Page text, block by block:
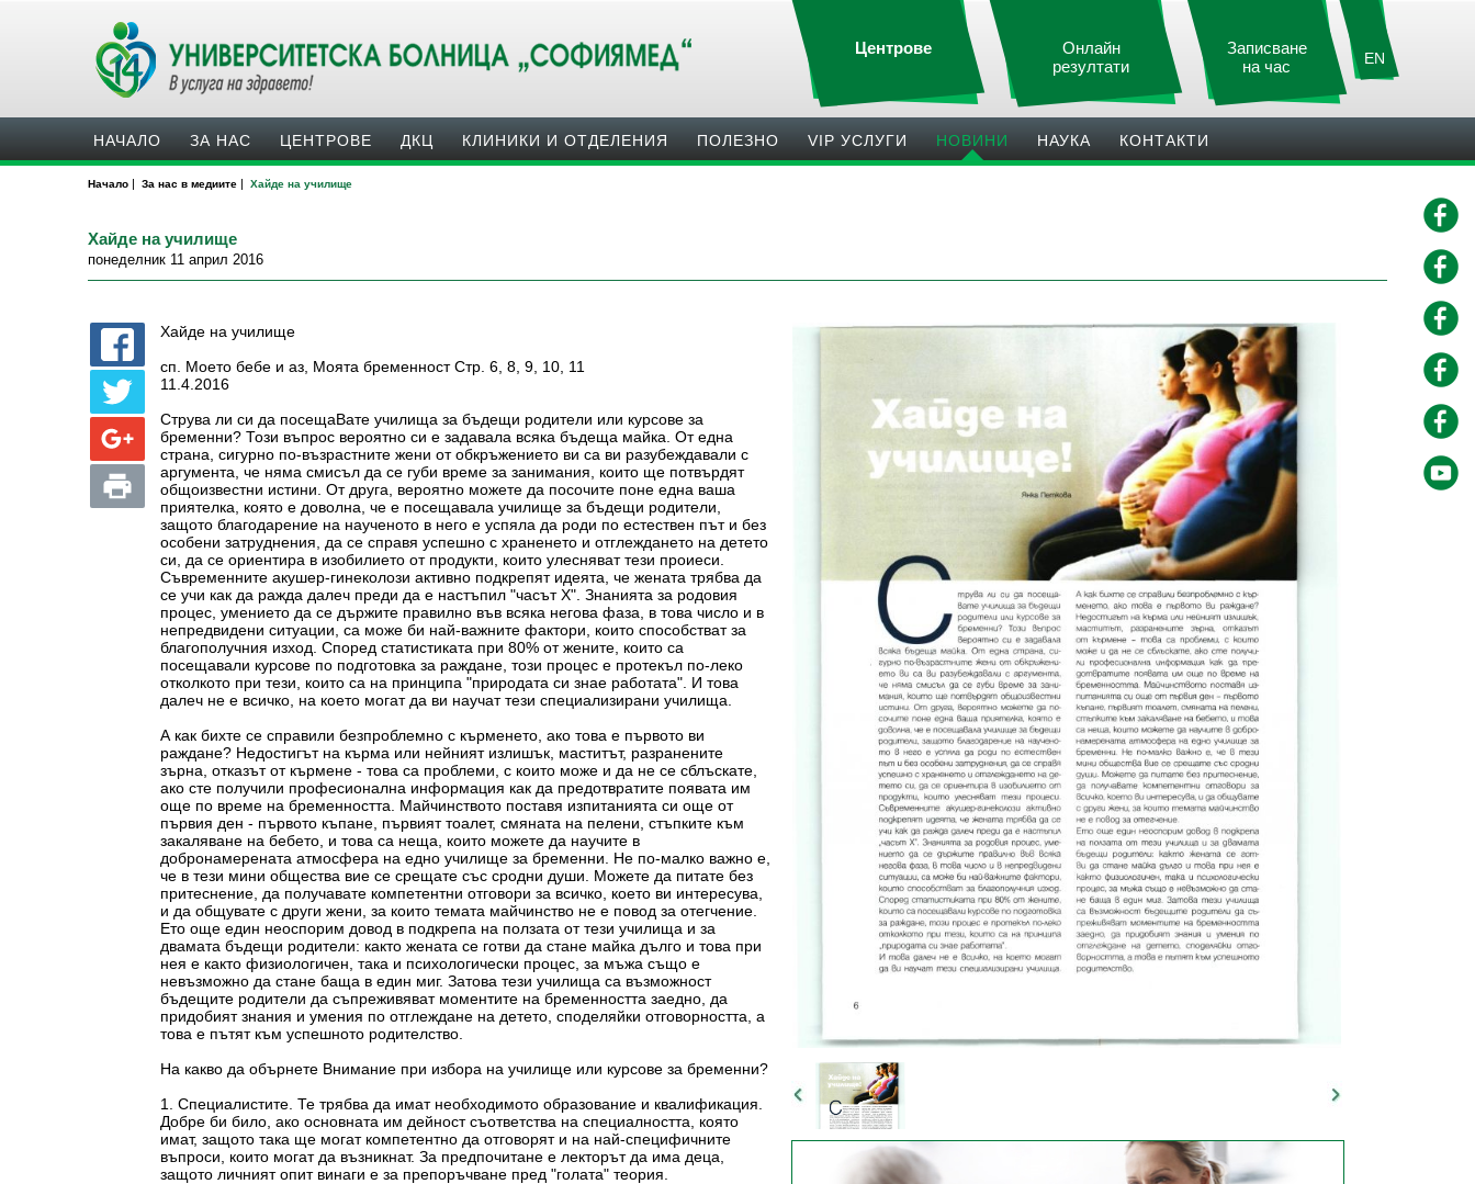
EN
Записване
на час
Онлайн
резултати
Центрове
НАЧАЛО ЗА НАС ЦЕНТРОВЕ ДКЦ КЛИНИКИ И ОТДЕЛЕНИЯ ПОЛЕЗНO VIP УСЛУГИ НОВИНИ НАУКА КОНТАКТИ
Начало | За нас в медиите | Хайде на училище
Хайде на училище
понеделник 11 април 2016
Хайде на училище
сп. Моето бебе и аз, Моята бременност Стр. 6, 8, 9, 10, 11
11.4.2016
Струва ли си да посещаВате училища за бъдещи родители или курсове за
бременни? Този въпрос вероятно си е задавала всяка бъдеща майка. От една
страна, сигурно по-възрастните жени от обкръжението ви са ви разубеждавали с
аргумента, че няма смисъл да се губи време за занимания, които ще потвърдят
общоизвестни истини. От друга, вероятно можете да посочите поне една ваша
приятелка, която е доволна, че е посещавала училище за бъдещи родители,
защото благодарение на наученото в него е успяла да роди по естествен път и без
особени затруднения, да се справя успешно с храненето и отглеждането на детето
си, да се ориентира в изобилието от продукти, които улесняват тези проиеси.
Съвременните акушер-гинеколози активно подкрепят идеята, че жената трябва да
се учи как да ражда далеч преди да е настъпил "часът X". Знанията за родовия
процес, умението да се държите правилно във всяка негова фаза, в това число и в
непредвидени ситуации, са може би най-важните фактори, които способстват за
благополучния изход. Според статистиката при 80% от жените, които са
посещавали курсове по подготовка за раждане, този процес е протекъл по-леко
отколкото при тези, които са на принципа "природата си знае работата". И това
далеч не е всичко, на което могат да ви научат тези специализирани училища.
А как бихте се справили безпроблемно с кърменето, ако това е първото ви
раждане? Недостигът на кърма или нейният излишък, маститът, разранените
зърна, отказът от кърмене - това са проблеми, с които може и да не се сблъскате,
ако сте получили професионална информация как да предотвратите появата им
още по време на бременността. Майчинството поставя изпитанията си още от
първия ден - първото къпане, първият тоалет, смяната на пелени, стъпките към
закаляване на бебето, и това са неща, които можете да научите в
добронамерената атмосфера на едно училище за бременни. Не по-малко важно е,
че в тези мини общества вие се срещате със сродни души. Можете да питате без
притеснение, да получавате компетентни отговори за всичко, което ви интересува,
и да общувате с други жени, за които темата майчинство не е повод за отегчение.
Ето още един неоспорим довод в подкрепа на ползата от тези училища и за
двамата бъдещи родители: както жената се готви да стане майка дълго и това при
нея е както физиологичен, така и психологически процес, за мъжа също е
невъзможно да стане баща в един миг. Затова тези училища са възможност
бъдещите родители да съпреживяват моментите на бременността заедно, да
придобият знания и умения по отглеждане на детето, споделяйки отговорността, а
това е пътят към успешното родителство.
На какво да обърнете Внимание при избора на училище или курсове за бременни?
1. Специалистите. Те трябва да имат необходимото образование и квалификация.
Добре би било, ако основната им дейност съответства на специалността, която
имат, защото така ще могат компетентно да отговорят и на най-специфичните
въпроси, които могат да възникнат. За предпочитане е лекторът да има деца,
защото личният опит винаги е за препоръчване пред "голата" теория.